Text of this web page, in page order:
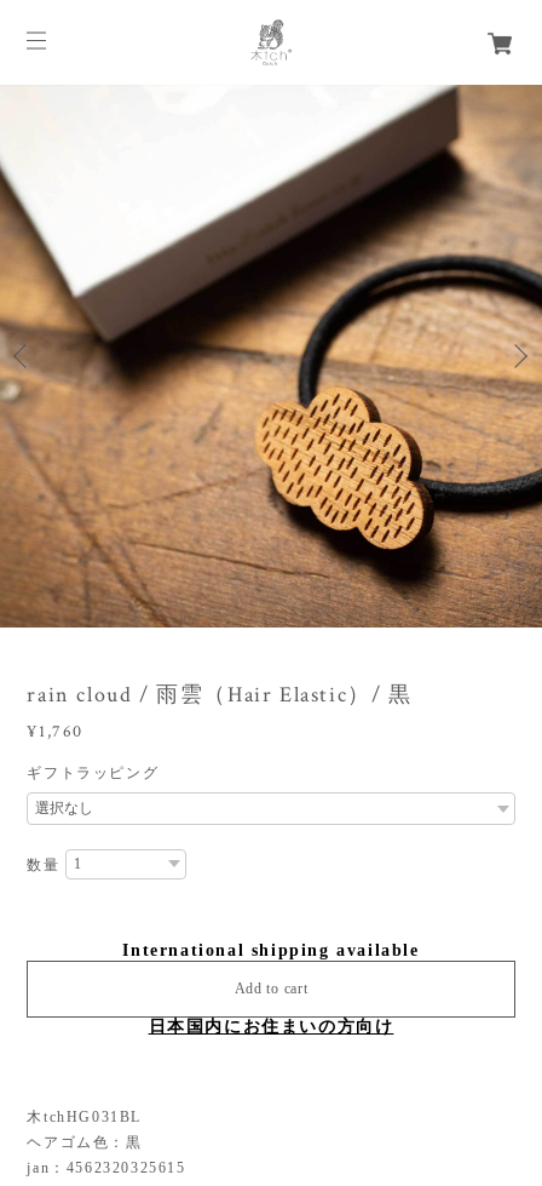
3/5
rain cloud / 雨雲（Hair Elastic）/ 黒
¥1,760
ギフトラッピング
数量
International shipping available
Add to cart
日本国内にお住まいの方向け
木tchHG031BL
ヘアゴム色：黒
jan：4562320325615